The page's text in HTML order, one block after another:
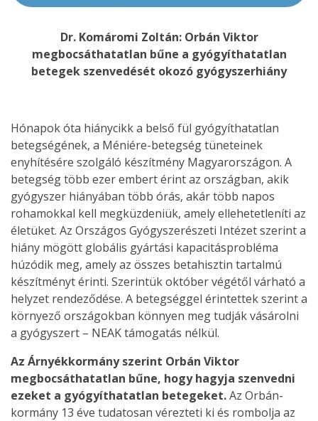
Dr. Komáromi Zoltán: Orbán Viktor
megbocsáthatatlan bűne a gyógyíthatatlan
betegek szenvedését okozó gyógyszerhiány
Hónapok óta hiánycikk a belső fül gyógyíthatatlan
betegségének, a Méniére-betegség tüneteinek
enyhítésére szolgáló készítmény Magyarországon. A
betegség több ezer embert érint az országban, akik
gyógyszer hiányában több órás, akár több napos
rohamokkal kell megküzdeniük, amely ellehetetleníti az
életüket. Az Országos Gyógyszerészeti Intézet szerint a
hiány mögött globális gyártási kapacitásprobléma
húzódik meg, amely az összes betahisztin tartalmú
készítményt érinti. Szerintük október végétől várható a
helyzet rendeződése. A betegséggel érintettek szerint a
környező országokban könnyen meg tudják vásárolni
a gyógyszert – NEAK támogatás nélkül.
Az Árnyékkormány szerint Orbán Viktor
megbocsáthatatlan bűne, hogy hagyja szenvedni
ezeket a gyógyíthatatlan betegeket.Az Orbán-
kormány 13 éve tudatosan vérezteti ki és rombolja az